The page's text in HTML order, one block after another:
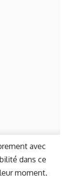
avec
dans ce
moment.